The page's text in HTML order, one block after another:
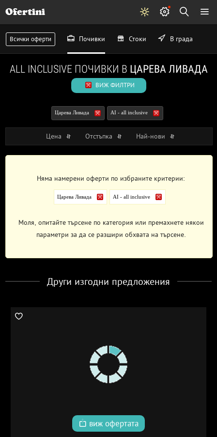
Ofertini
Всички оферти Почивки Стоки В града
ALL INCLUSIVE ПОЧИВКИ В ЦАРЕВА ЛИВАДА
ВИЖ ФИЛТРИ
Царева Ливада AI - all inclusive
Цена Отстъпка Най-нови
Няма намерени оферти по избраните критерии:
Царева Ливада AI - all inclusive
Моля, опитайте търсене по категория или премахнете някои
параметри за да се разшири обхвата на търсене.
Други изгодни предложения
виж офертата